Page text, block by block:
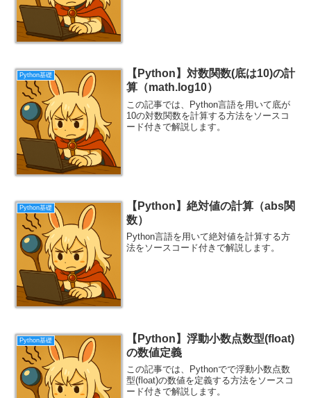
Python基礎
【Python】対数関数(底は10)の計
算（math.log10）
この記事では、Python言語を用いて底が
10の対数関数を計算する方法をソースコ
ード付きで解説します。
Python基礎
【Python】絶対値の計算（abs関
数）
Python言語を用いて絶対値を計算する方
法をソースコード付きで解説します。
Python基礎
【Python】浮動小数点数型(float)
の数値定義
この記事では、Pythonでで浮動小数点数
型(float)の数値を定義する方法をソースコ
ード付きで解説します。